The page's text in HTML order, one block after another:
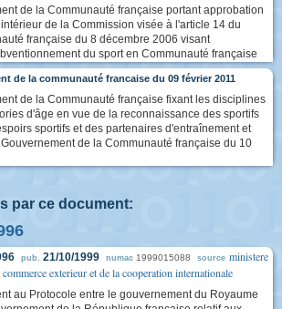
de la Communauté française portant approbation
de la Commission visée à l'article 14 du
française du 8 décembre 2006 visant
du sport en Communauté française
de la communauté francaise du 09 février 2011
de la Communauté française fixant les disciplines
d'âge en vue de la reconnaissance des sportifs
sportifs et des partenaires d'entraînement et
de la Communauté française du 10
par ce document:
pub. 21/10/1999 numac 1999015088 source ministere
exterieur et de la cooperation internationale
au Protocole entre le gouvernement du Royaume